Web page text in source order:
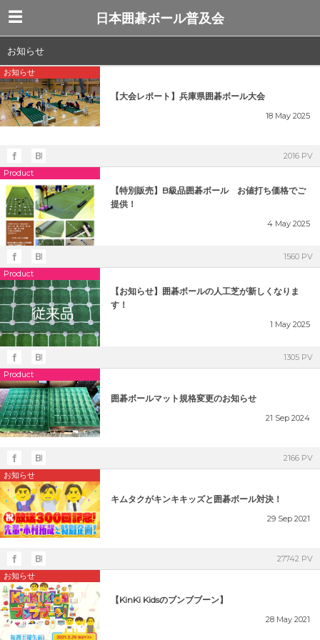
日本囲碁ボール普及会
お知らせ
お知らせ
【大会レポート】兵庫県囲碁ボール大会
18 May 2025
2016 PV
Product
【特別販売】B級品囲碁ボール お値打ち価格でご
提供！
4 May 2025
1560 PV
Product
【お知らせ】囲碁ボールの人工芝が新しくなりま
す！
1 May 2025
1305 PV
Product
囲碁ボールマット規格変更のお知らせ
21 Sep 2024
2166 PV
お知らせ
キムタクがキンキキッズと囲碁ボール対決！
29 Sep 2021
27742 PV
お知らせ
【KinKi Kidsのブンブブーン】
28 May 2021